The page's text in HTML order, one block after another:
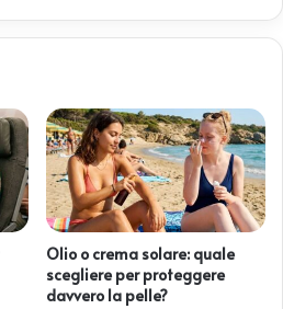
Olio o crema solare: quale
scegliere per proteggere
davvero la pelle?